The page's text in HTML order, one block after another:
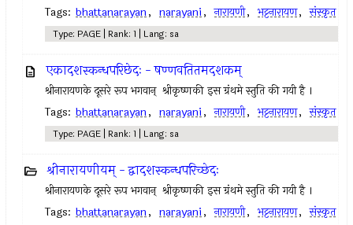
Tags: bhattanarayan, narayani, नारायणी, भट्टनारायण, संस्कृत
Type: PAGE | Rank: 1 | Lang: sa
एकादशस्कन्धपरिछेदः - षण्णवतितमदशकम्
श्रीनारायणके दूसरे रूप भगवान् ‍ श्रीकृष्णकी इस ग्रंथमे स्तुति की गयी है ।
Tags: bhattanarayan, narayani, नारायणी, भट्टनारायण, संस्कृत
Type: PAGE | Rank: 1 | Lang: sa
श्रीनारायणीयम् - द्वादशस्कन्धपरिच्छेदः
श्रीनारायणके दूसरे रूप भगवान् ‍ श्रीकृष्णकी इस ग्रंथमे स्तुति की गयी है ।
Tags: bhattanarayan, narayani, नारायणी, भट्टनारायण, संस्कृत